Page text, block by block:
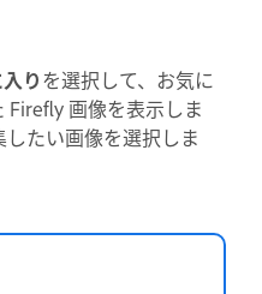
りを選択して、お気に
Firefly 画像を表示しま
たい画像を選択しま